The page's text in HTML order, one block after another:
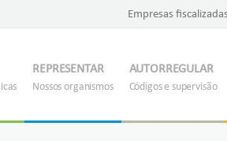
Empresas fiscalizadas
REPRESENTAR
Nossos organismos
AUTORREGULAR
Códigos e supervisão